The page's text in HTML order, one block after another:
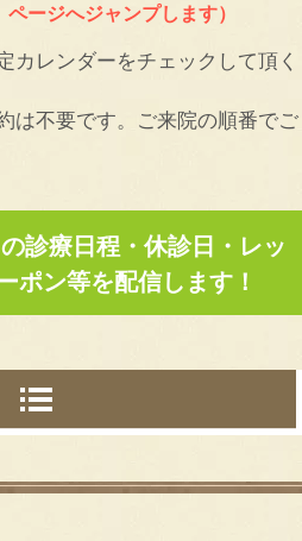
ージへジャンプします）
カレンダーをチェックして頂く
不要です。ご来院の順番でご
診療日程・休診日・レッ
ポン等を配信します！